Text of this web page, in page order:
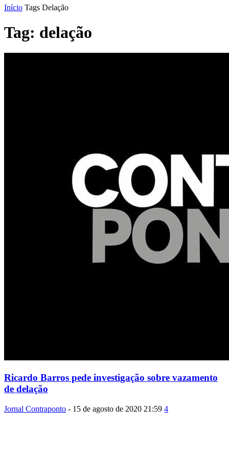
Início Tags Delação
Tag: delação
Ricardo Barros pede investigação sobre vazamento
de delação
Jornal Contraponto - 15 de agosto de 2020 21:59 4